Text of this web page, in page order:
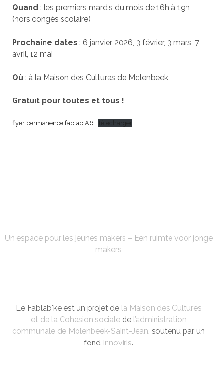
Quand : les premiers mardis du mois de 16h à 19h
(hors congés scolaire)
Prochaine dates : 6 janvier 2026, 3 février, 3 mars, 7
avril, 12 mai
Où : à la Maison des Cultures de Molenbeek
Gratuit pour toutes et tous !
flyer permanence fablab A6 Télécharger
Un espace pour les jeunes makers – Een ruimte voor jonge
makers
Le Fablab'ke est un projet de la Maison des Cultures
et de la Cohésion socialede l’administration
communale de Molenbeek-Saint-Jean, soutenu par un
fond Innoviris.